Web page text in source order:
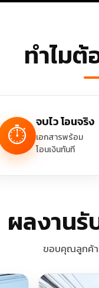
ทำไมต้
⏱ จบไว โอนจริง
เอกสารพร้อม
โอนเงินทันที
ผลงานรั
ขอบคุณลูกค้า